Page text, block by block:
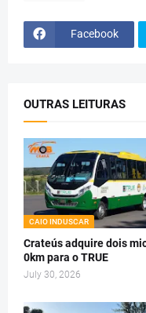
Facebook
OUTRAS LEITURAS
CAIO INDUSCAR
Crateús adquire dois
0km para o TRUE
July 30, 2026